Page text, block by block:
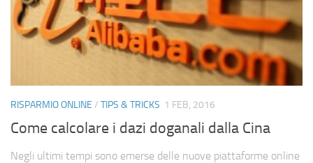
RISPARMIO ONLINE / TIPS & TRICKS 1 FEB, 2016
Come calcolare i dazi doganali dalla Cina
Negli ultimi tempi sono emerse delle nuove piattaforme online